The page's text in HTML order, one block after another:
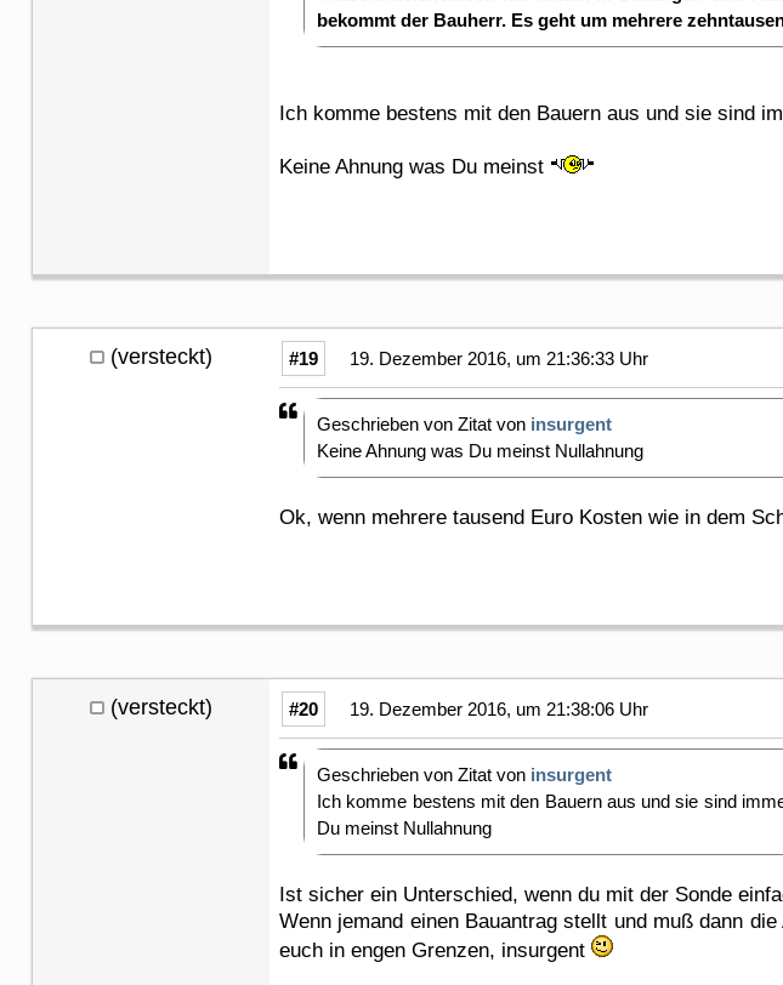
bekommt der Bauherr. Es geht um mehrere
Ich komme bestens mit den Bauern aus und sie sind
Keine Ahnung was Du meinst
(versteckt) #19 19. Dezember 2016, um 21:36:33 Uhr
Geschrieben von Zitat von insurgent
Keine Ahnung was Du meinst Nullahnung
Ok, wenn mehrere tausend Euro Kosten wie in dem
(versteckt) #20 19. Dezember 2016, um 21:38:06 Uhr
Geschrieben von Zitat von insurgent
Ich komme bestens mit den Bauern aus und sie sind
Du meinst Nullahnung
Ist sicher ein Unterschied, wenn du mit der Sonde
Wenn jemand einen Bauantrag stellt und muß dann
euch in engen Grenzen, insurgent